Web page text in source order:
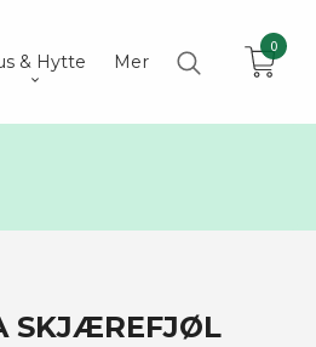
& Hytte Mer
0
SKJÆREFJØL